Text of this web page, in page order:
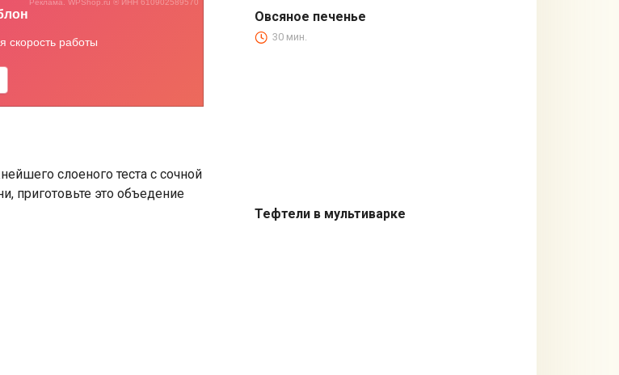
слоеного теста с сочной
приготовьте это объедение
Блюда из муки
Овсяное печенье
30 мин.
Тефтели в мультиварке